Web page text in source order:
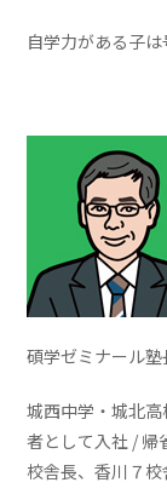
自学力がある子
碩学ゼミナール
城西中学・城北
者として入社 / 帰
校舎長、香川７校